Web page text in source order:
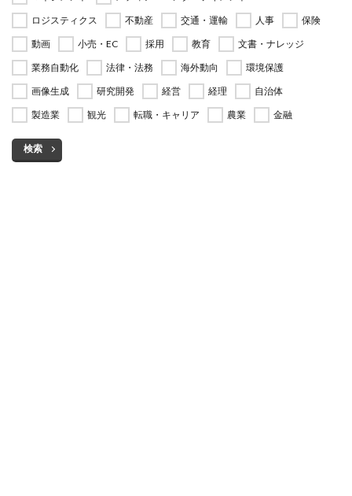
ロジスティクス
不動産 交通・運輸 人事
保険
動画
小売・EC 採用 教育
文書・ナレッジ
業務自動化
法律・法務 海外動向
環境保護
画像生成
研究開発 経営 経理
自治体
製造業
観光 転職・キャリア 農業 金融
検索